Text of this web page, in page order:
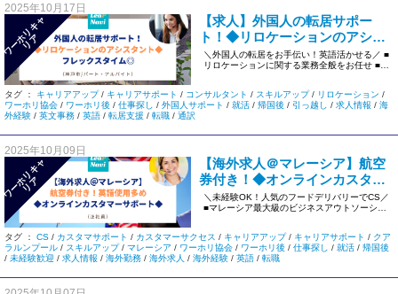
2025年10月17日
ワ
ー
ホ
リ
キ
ャ
リ
ア
【求人】外国人の転居サポー
ト！◆リロケーションのアシス
タント◆フレックスタイム◎＜
神戸市＞
＼外国人の転居をお手伝い！英語活かせる／ ■
リロケーションに関する業務全般をお任せ ■国
タグ ： キャリアアップ/ キャリアサポート / コンサルタント / スキルアップ/ リロケーション /
ワーホリ協会 / ワーホリ後 / 仕事探し / 外国人サポート / 就活 / 帰国後 / 引っ越し / 求人情報 / 海
外経験 / 英文事務 / 英語 / 転居支援 / 転職 / 通訳
2025年10月09日
ワ
ー
ホ
リ
キ
ャ
リ
ア
【海外求人＠マレーシア】航空
券付き！◆オンラインカスタマ
ーサポート◆英語使用多め＜正
社員＞906
＼未経験OK！人気のフードデリバリーでCS／
■マレーシア最大級のビジネスアウトソーシン
タグ ： CS / カスタマサポート / カスタマーサクセス / キャリアアップ/ キャリアサポート / クア
ラルンプール / スキルアップ/ マレーシア / ワーホリ協会 / ワーホリ後 / 仕事探し / 就活 / 帰国後
/ 未経験歓迎 / 求人情報 / 海外勤務 / 海外求人 / 海外経験 / 英語 / 転職